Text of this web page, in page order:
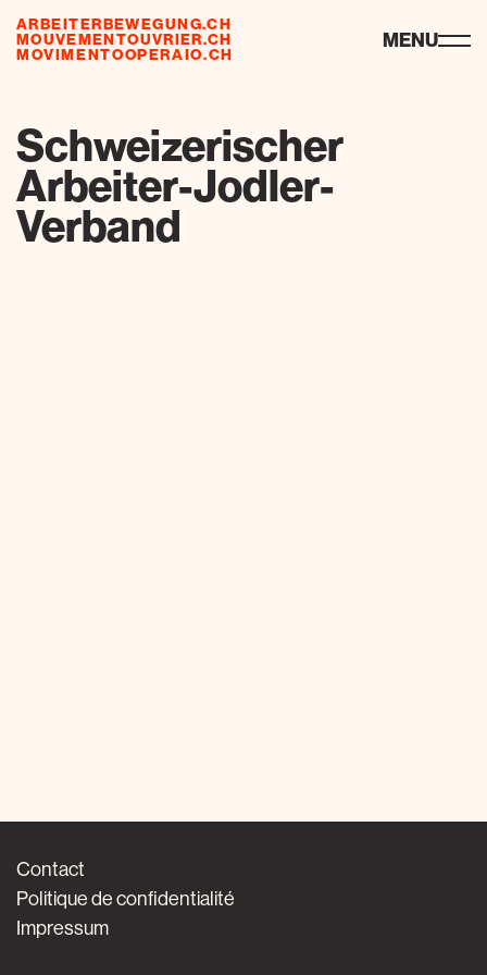
ARBEITERBEWEGUNG.CH
MOUVEMENTOUVRIER.CH
MOVIMENTOOPERAIO.CH
ressources MENU
Schweizerischer
Arbeiter-Jodler-
Verband
Contact
Politique de confidentialité
Impressum